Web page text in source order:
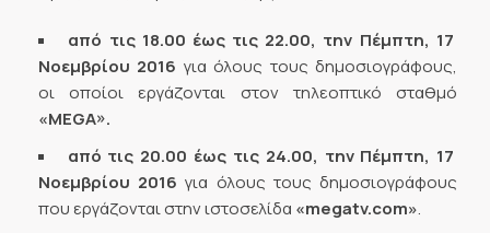
από τις 18.00 έως τις 22.00, την Πέμπτη, 17
Νοεμβρίου 2016 για όλους τους δημοσιογράφους,
οι οποίοι εργάζονται στον τηλεοπτικό σταθμό
«MEGA».
από τις 20.00 έως τις 24.00, την Πέμπτη, 17
Νοεμβρίου 2016για όλους τους δημοσιογράφους
που εργάζονται στην ιστοσελίδα «megatv.com».